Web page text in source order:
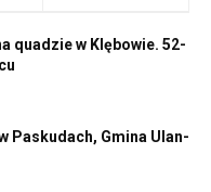
quadzie w Klębowie. 52-
Paskudach, Gmina Ulan-